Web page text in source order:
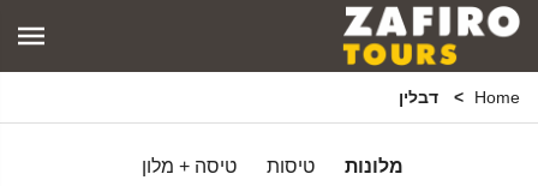
Home דבלין
מלונות טיסות טיסה + מלון